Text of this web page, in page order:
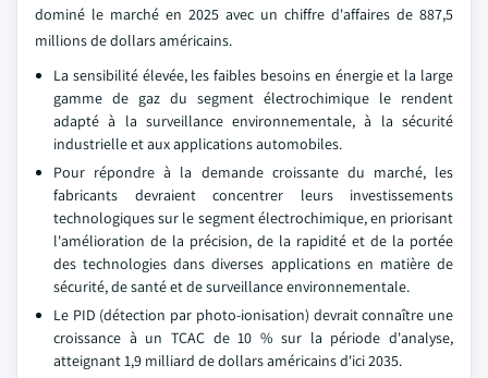
dominé le marché en 2025 avec un chiffre d'affaires de 887,5
millions de dollars américains.
La sensibilité élevée, les faibles besoins en énergie et la large
gamme de gaz du segment électrochimique le rendent
adapté à la surveillance environnementale, à la sécurité
industrielle et aux applications automobiles.
Pour répondre à la demande croissante du marché, les
fabricants devraient concentrer leurs investissements
technologiques sur le segment électrochimique, en priorisant
l'amélioration de la précision, de la rapidité et de la portée
des technologies dans diverses applications en matière de
sécurité, de santé et de surveillance environnementale.
Le PID (détection par photo-ionisation) devrait connaître une
croissance à un TCAC de 10 % sur la période d'analyse,
atteignant 1,9 milliard de dollars américains d'ici 2035.